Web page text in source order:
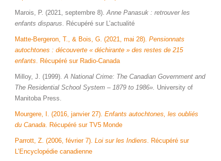
Marois, P. (2021, septembre 8).Anne Panasuk : retrouver les
enfants disparus. Récupéré sur L’actualité
Matte-Bergeron, T., & Bois, G. (2021, mai 28). Pensionnats
autochtones : découverte « déchirante » des restes de 215
enfants. Récupéré sur Radio-Canada
Milloy, J. (1999).A National Crime: The Canadian Government and
The Residential School System – 1879 to 1986». University of
Manitoba Press.
Mourgere, I. (2016, janvier 27). Enfants autochtones, les oubliés
du Canada. Récupéré sur TV5 Monde
Parrott, Z. (2006, février 7). Loi sur les Indiens. Récupéré sur
L’Encyclopédie canadienne